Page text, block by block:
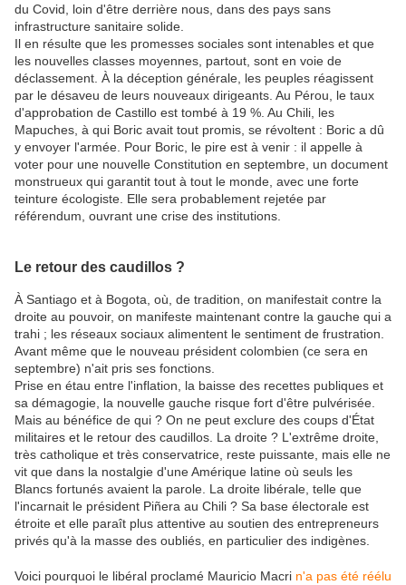
du Covid, loin d'être derrière nous, dans des pays sans
infrastructure sanitaire solide.
Il en résulte que les promesses sociales sont intenables et que
les nouvelles classes moyennes, partout, sont en voie de
déclassement. À la déception générale, les peuples réagissent
par le désaveu de leurs nouveaux dirigeants. Au Pérou, le taux
d'approbation de Castillo est tombé à 19 %. Au Chili, les
Mapuches, à qui Boric avait tout promis, se révoltent : Boric a dû
y envoyer l'armée. Pour Boric, le pire est à venir : il appelle à
voter pour une nouvelle Constitution en septembre, un document
monstrueux qui garantit tout à tout le monde, avec une forte
teinture écologiste. Elle sera probablement rejetée par
référendum, ouvrant une crise des institutions.
Le retour des caudillos ?
À Santiago et à Bogota, où, de tradition, on manifestait contre la
droite au pouvoir, on manifeste maintenant contre la gauche qui a
trahi ; les réseaux sociaux alimentent le sentiment de frustration.
Avant même que le nouveau président colombien (ce sera en
septembre) n'ait pris ses fonctions.
Prise en étau entre l'inflation, la baisse des recettes publiques et
sa démagogie, la nouvelle gauche risque fort d'être pulvérisée.
Mais au bénéfice de qui ? On ne peut exclure des coups d'État
militaires et le retour des caudillos. La droite ? L'extrême droite,
très catholique et très conservatrice, reste puissante, mais elle ne
vit que dans la nostalgie d'une Amérique latine où seuls les
Blancs fortunés avaient la parole. La droite libérale, telle que
l'incarnait le président Piñera au Chili ? Sa base électorale est
étroite et elle paraît plus attentive au soutien des entrepreneurs
privés qu'à la masse des oubliés, en particulier des indigènes.
Voici pourquoi le libéral proclamé Mauricio Macri n'a pas été réélu